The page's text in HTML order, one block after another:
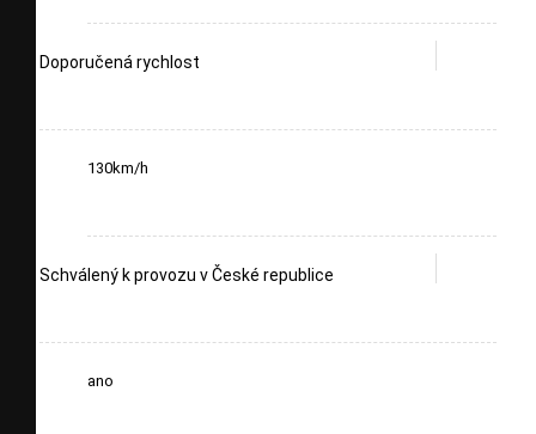
Doporučená rychlost
130km/h
Schválený k provozu v České republice
ano